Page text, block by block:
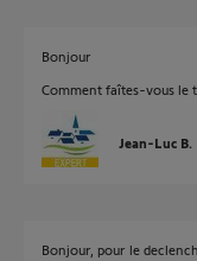
Bonjour
Comment faîtes-vous le
Jean-Luc B.
Bonjour, pour le